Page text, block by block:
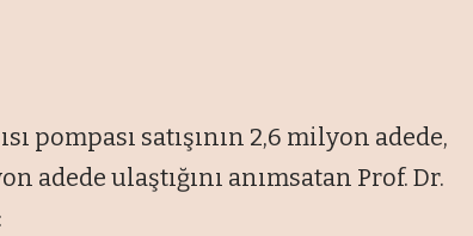
pompası satışının 2,6 milyon adede,
ulaştığını anımsatan Prof. Dr.